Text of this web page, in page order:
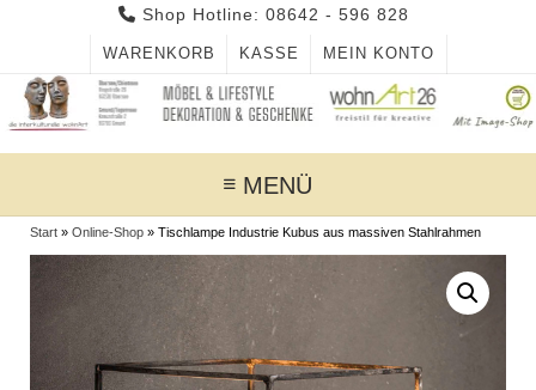
Shop Hotline: 08642 - 596 828
WARENKORB KASSE MEIN KONTO
MENÜ
Start » Online-Shop » Tischlampe Industrie Kubus aus massiven Stahlrahmen